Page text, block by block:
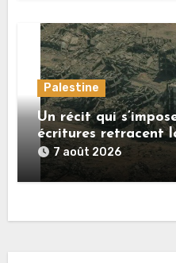
Palestine
Un récit qui
écritures retracent
sionistes à Gaza
7 août 2026